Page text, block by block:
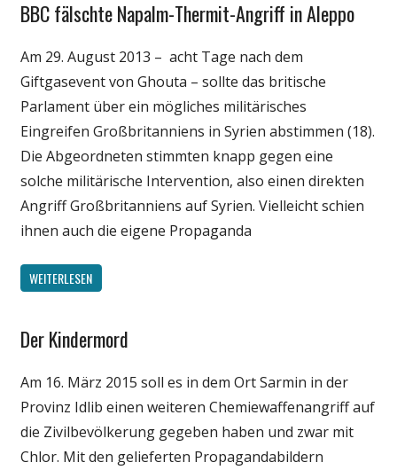
Gesellschaft
Politik
Wissenschaft
BBC fälschte Napalm-Thermit-Angriff in Aleppo
Am 29. August 2013 – acht Tage nach dem
Giftgasevent von Ghouta – sollte das britische
Parlament über ein mögliches militärisches
Eingreifen Großbritanniens in Syrien abstimmen (18).
Die Abgeordneten stimmten knapp gegen eine
solche militärische Intervention, also einen direkten
Angriff Großbritanniens auf Syrien. Vielleicht schien
ihnen auch die eigene Propaganda
WEITERLESEN
Gesellschaft
Politik
Wissenschaft
Der Kindermord
Am 16. März 2015 soll es in dem Ort Sarmin in der
Provinz Idlib einen weiteren Chemiewaffenangriff auf
die Zivilbevölkerung gegeben haben und zwar mit
Chlor. Mit den gelieferten Propagandabildern